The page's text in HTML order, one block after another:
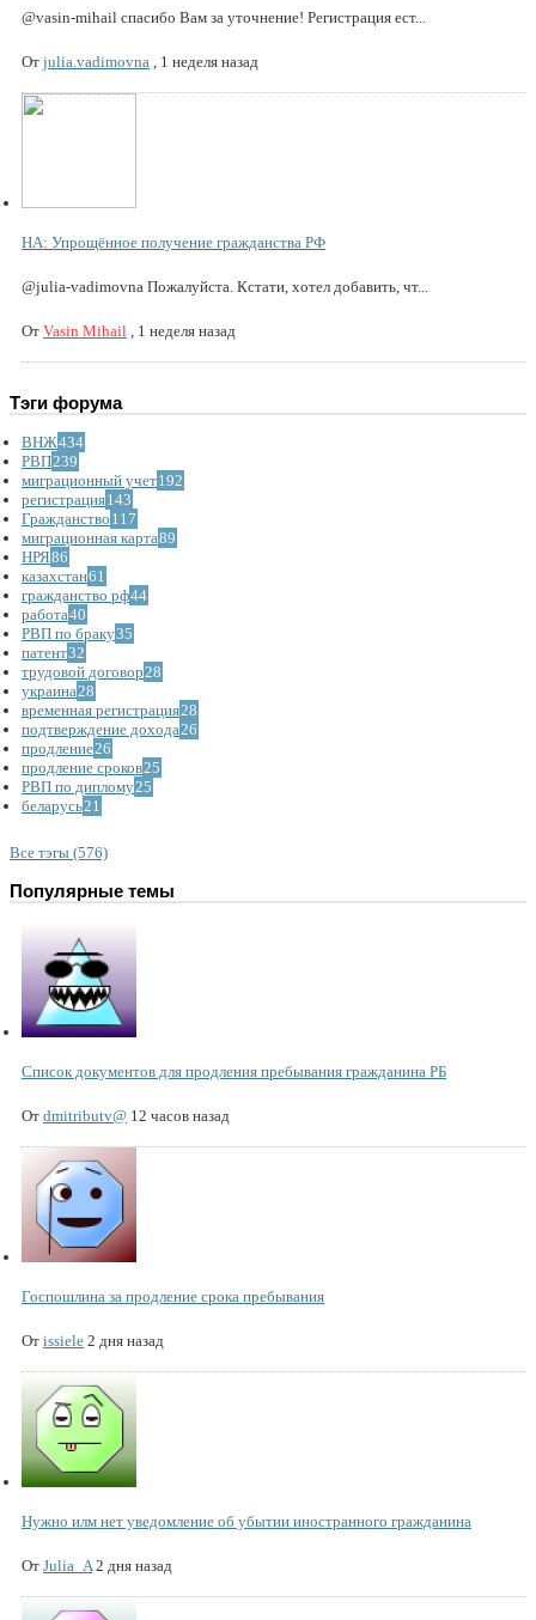
@vasin-mihail спасибо Вам за уточнение! Регистрация ест...
От julia.vadimovna 1 неделя назад
НА: Упрощённое получение гражданства РФ
@julia-vadimovna Пожалуйста. Кстати, хотел добавить, чт...
От Vasin Mihail 1 неделя назад
Тэги форума
ВНЖ434
РВП239
миграционный учет192
регистрация143
Гражданство 117
миграционная карта89
НРЯ86
казахстан61
гражданство рф44
работа40
РВП по браку35
патент32
трудовой договор28
украина28
временная регистрация28
подтверждение дохода26
продление26
продление сроков25
РВП по диплому25
беларусь21
Все тэгы (576)
Популярные темы
Список документов для продления пребывания гражданина РБ
От dmitributv@ 12 часов назад
Госпошлина за продление срока пребывания
От issiele 2 дня назад
Нужно илм нет уведомление об убытии иностранного гражданина
От Julia_A 2 дня назад